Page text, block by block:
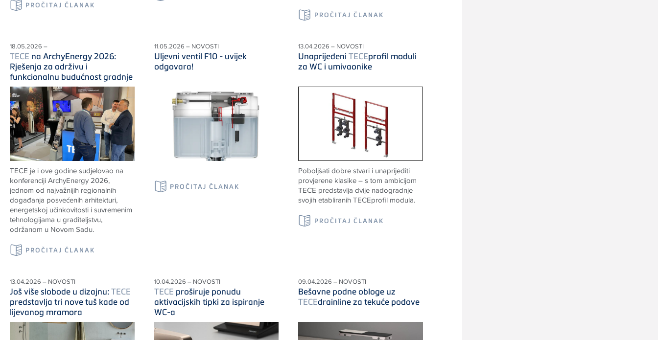
PROČITAJ ČLANAK
PROČITAJ ČLANAK
18.05.2026 –
TECE na ArchyEnergy 2026:
Rješenja za održivu i
funkcionalnu budućnost gradnje
TECE je i ove godine sudjelovao na
konferenciji ArchyEnergy 2026,
jednom od najvažnijih regionalnih
događanja posvećenih arhitekturi,
energetskoj učinkovitosti i suvremenim
tehnologijama u graditeljstvu,
održanom u Novom Sadu.
PROČITAJ ČLANAK
11.05.2026 – NOVOSTI
Uljevni ventil F10 - uvijek
odgovara!
PROČITAJ ČLANAK
13.04.2026 – NOVOSTI
UnaprijeđeniTECEprofil moduli
za WC i umivaonike
Poboljšati dobre stvari i unaprijediti
provjerene klasike – s tom ambicijom
TECE predstavlja dvije nadogradnje
svojih etabliranihTECEprofil modula.
PROČITAJ ČLANAK
13.04.2026 – NOVOSTI
Još više slobode u dizajnu:TECE
predstavlja tri nove tuš kade od
lijevanog mramora
10.04.2026 – NOVOSTI
TECE proširuje ponudu
aktivacijskih tipki za ispiranje
WC-a
09.04.2026 – NOVOSTI
Bešavne podne obloge uz
TECEdrainline za tekuće podove